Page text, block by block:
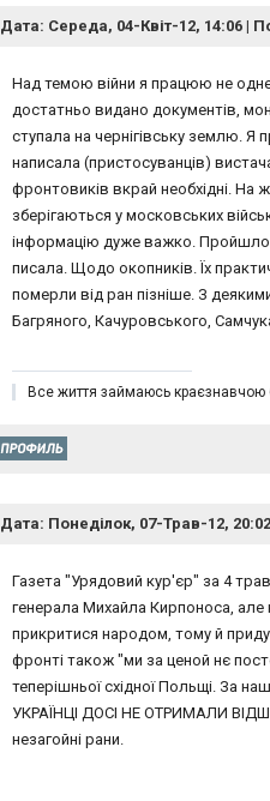
Дата: Середа, 04-Квіт-12, 14:06 |
Над темою війни я працюю не одне
достатньо видано документів,
ступала на чернігівську землю. Я
написала (пристосуванців)
фронтовиків вкрай необхідні. На
зберігаються у московських
інформацію дуже важко. Пройшло
писала. Щодо окопників. Їх
померли від ран пізніше. З
Багряного, Качуровського,
Все життя займаюсь краєзнавчою
Дата: Понеділок, 07-Трав-12,
Газета "Урядовий кур'єр" за 4
генерала Михайла Кирпоноса, але
прикритися народом, тому й
фронті також "ми за ценой нє
теперішньої східної Польщі. За
УКРАЇНЦІ ДОСІ НЕ ОТРИМАЛИ
незагойні рани.